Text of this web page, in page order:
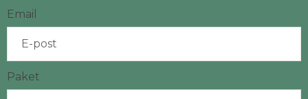
Email
Paket